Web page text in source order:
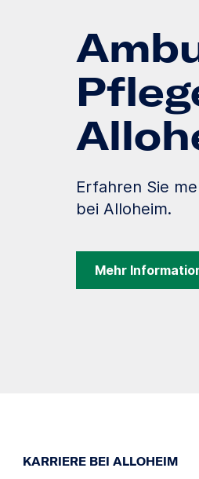
Erfahren Sie
bei Alloheim.
Mehr
KARRIERE BEI ALLOHEIM